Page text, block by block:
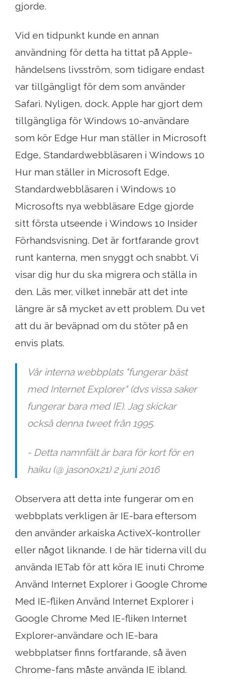
gjorde.
Vid en tidpunkt kunde en annan
användning för detta ha tittat på Apple-
händelsens livsström, som tidigare endast
var tillgängligt för dem som använder
Safari. Nyligen, dock. Apple har gjort dem
tillgängliga för Windows 10-användare
som kör Edge Hur man ställer in Microsoft
Edge, Standardwebbläsaren i Windows 10
Hur man ställer in Microsoft Edge,
Standardwebbläsaren i Windows 10
Microsofts nya webbläsare Edge gjorde
sitt första utseende i Windows 10 Insider
Förhandsvisning. Det är fortfarande grovt
runt kanterna, men snyggt och snabbt. Vi
visar dig hur du ska migrera och ställa in
den. Läs mer, vilket innebär att det inte
längre är så mycket av ett problem. Du vet
att du är beväpnad om du stöter på en
envis plats.
Vår interna webbplats "fungerar bäst
med Internet Explorer" (dvs vissa saker
fungerar bara med IE). Jag skickar
också denna tweet från 1995.
- Detta namnfält är bara för kort för en
haiku (@ jason0x21) 2 juni 2016
Observera att detta inte fungerar om en
webbplats verkligen är IE-bara eftersom
den använder arkaiska ActiveX-kontroller
eller något liknande. I de här tiderna vill du
använda IETab för att köra IE inuti Chrome
Använd Internet Explorer i Google Chrome
Med IE-fliken Använd Internet Explorer i
Google Chrome Med IE-fliken Internet
Explorer-användare och IE-bara
webbplatser finns fortfarande, så även
Chrome-fans måste använda IE ibland.